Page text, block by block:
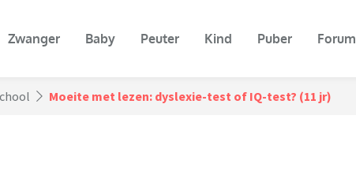
Zwanger Baby Peuter Kind Puber Forum
Moeite met lezen: dyslexie-test of IQ-test? (11 jr)